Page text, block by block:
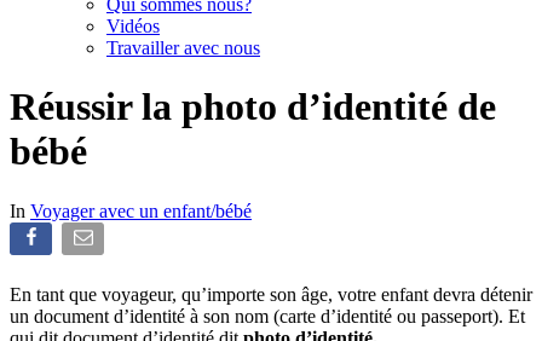
Vidéos
Travailler avec nous
Réussir la photo d’identité de
bébé
In Voyager avec un enfant/bébé
En tant que voyageur, qu’importe son âge, votre enfant devra détenir
un document d’identité à son nom (carte d’identité ou passeport). Et